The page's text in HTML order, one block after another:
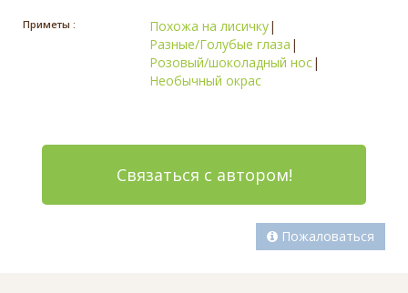
Приметы : Похожа на лисичку|
Разные/Голубые глаза |
Розовый/шоколадный нос|
Необычный окрас
Связаться с автором!
Пожаловаться